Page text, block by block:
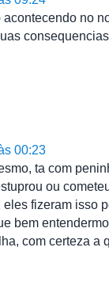
no
00:23
ta com
ou
fizeram isso
bem
com certeza a